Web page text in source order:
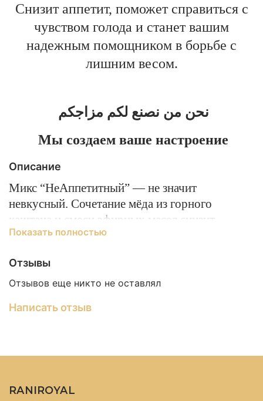
Снизит аппетит, поможет справиться с
чувством голода и станет вашим
надежным помощником в борьбе с
лишним весом.
نحن من نصنع لكم مزاجكم
Мы создаем ваше настроение
Описание
Микс “НеАппетитный” — не значит
невкусный. Сочетание мёда из горного
каштана и смеси эфирных масел снизит
аппетит, поможет справиться с чувством
помощником в борьбе с лишним весом.
Как принимать:
Состав:мёд натуральный, эфирные масла:
Показать полностью
Отзывы
Отзывов еще никто не оставлял
Написать отзыв
RANIROYAL